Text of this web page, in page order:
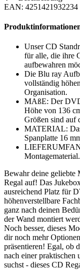
EAN: 4251421932234
Unser CD
für alle, die ihre
aufbewahren
Die Blu ray
vollständig
Organisation.
MAßE: Der
Höhe von 136
Größen sind auf
MATERIAL:
Spanplatte 16
Montagematerial.
Bewahr deine geliebte
Regal auf! Das
ausreichend Platz für
höhenverstellbare
ganz nach deinen
der Wand montiert
Noch besser, dieses
dir noch mehr
präsentieren! Egal, ob
nach einer praktischen
suchst - dieses CD